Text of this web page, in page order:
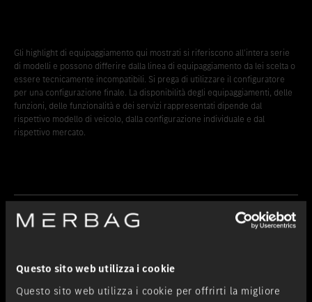
Questo sito web utilizza i cookie
Questo sito web utilizza i cookie per offrirti la migliore
Gli highlight di equipaggiamento qui mostrati si riferiscono all’intera serie
di modelli e possono differire dalla linea di equipaggiamento da lei scelta o
essere tecnicamente incompatibili. Si prega di utilizzare il configuratore
per una configurazione finale. La disponibilità degli equipaggiamenti, delle
funzioni, delle funzionalità e dei servizi rappresentati dipende dal
rispettivo modello di veicolo, dalla configurazione individuale e dal
rispettivo mercato.
Continua a leggere